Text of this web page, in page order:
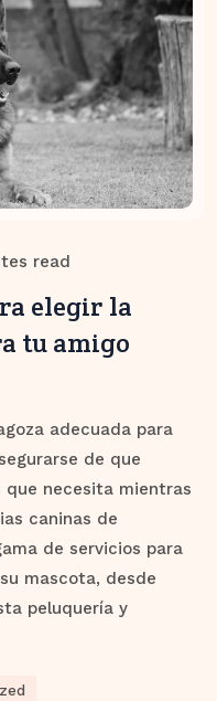
read
elegir la
tu amigo
adecuada para
de que
necesita mientras
caninas de
de servicios para
mascota, desde
peluquería y